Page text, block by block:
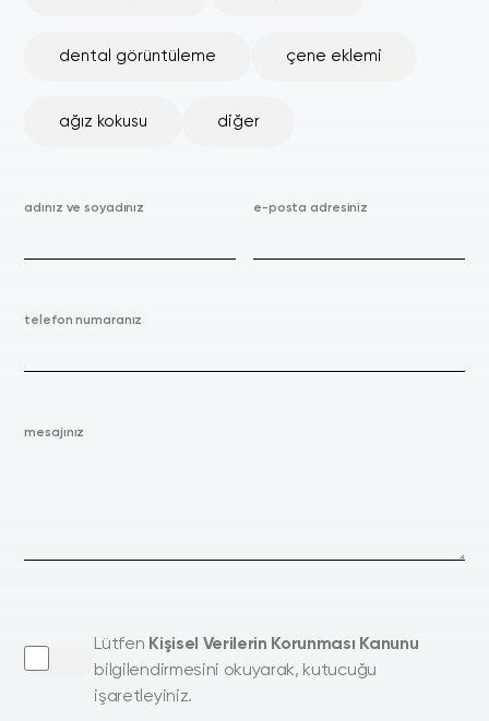
dental görüntüleme çene eklemi
ağız kokusu diğer
adınız ve soyadınız e-posta adresiniz
telefon numaranız
mesajınız
Lütfen Kişisel Verilerin Korunması Kanunu
bilgilendirmesini okuyarak, kutucuğu
işaretleyiniz.